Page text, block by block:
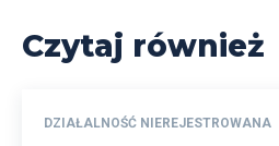
Czytaj również
DZIAŁALNOŚĆ NIEREJESTROWANA